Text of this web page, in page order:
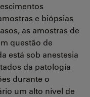
e biópsias
as amostras de
questão de
está sob anestesia
da patologia
durante o
um alto nível de